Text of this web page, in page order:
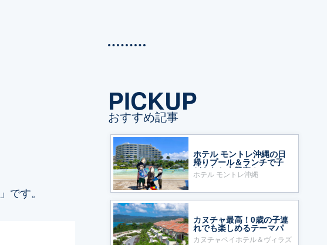
」です。
PICKUP
おすすめ記事
ホテル モントレ沖縄の日
帰りプール＆ランチで子
どもたち大興奮！
ホテル モントレ沖縄
カヌチャ最高！0歳の子連
れでも楽しめるテーマパ
ークのようなホテル
カヌチャベイホテル＆ヴィラズ